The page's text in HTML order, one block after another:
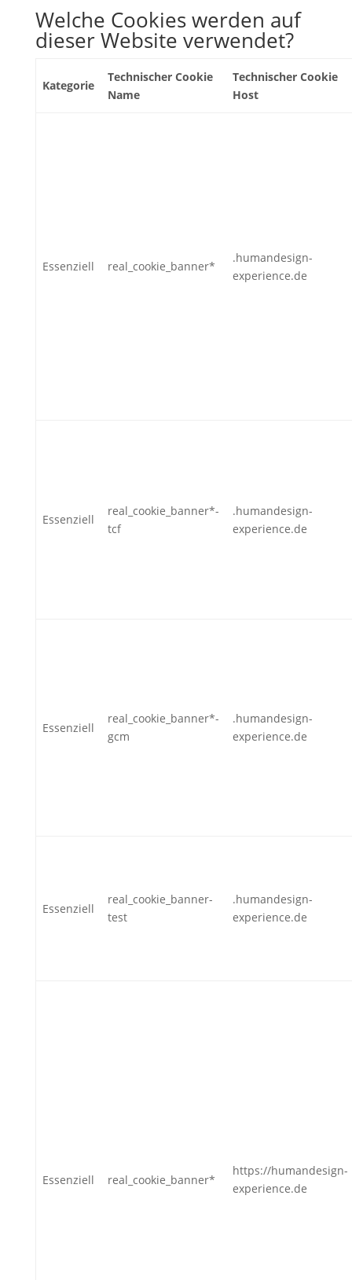
Welche Cookies werden auf
dieser Website verwendet?
Kategorie
Technischer Cookie
Name
Technischer Cookie
Host
Essenziell real_cookie_banner*
.humandesign-
experience.de
Essenziell
real_cookie_banner*-
tcf
.humandesign-
experience.de
Essenziell
real_cookie_banner*-
gcm
.humandesign-
experience.de
Essenziell
real_cookie_banner-
test
.humandesign-
experience.de
Essenziell real_cookie_banner*
https://humandesign-
experience.de